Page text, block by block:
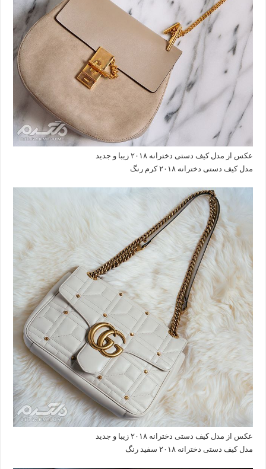
عکس از مدل کیف دستی دخترانه ۲۰۱۸ زیبا و جدید
مدل کیف دستی دخترانه ۲۰۱۸ کرم رنگ
عکس از مدل کیف دستی دخترانه ۲۰۱۸ زیبا و جدید
مدل کیف دستی دخترانه ۲۰۱۸ سفید رنگ